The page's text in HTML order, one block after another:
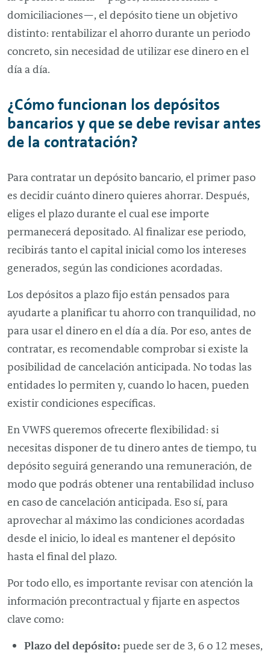
domiciliaciones—, el depósito tiene un objetivo
distinto: rentabilizar el ahorro durante un periodo
concreto, sin necesidad de utilizar ese dinero en el
día a día.
¿Cómo funcionan los depósitos
bancarios y que se debe revisar antes
de la contratación?
Para contratar un depósito bancario, el primer paso
es decidir cuánto dinero quieres ahorrar. Después,
eliges el plazo durante el cual ese importe
permanecerá depositado. Al finalizar ese periodo,
recibirás tanto el capital inicial como los intereses
generados, según las condiciones acordadas.
Los depósitos a plazo fijo están pensados para
ayudarte a planificar tu ahorro con tranquilidad, no
para usar el dinero en el día a día. Por eso, antes de
contratar, es recomendable comprobar si existe la
posibilidad de cancelación anticipada. No todas las
entidades lo permiten y, cuando lo hacen, pueden
existir condiciones específicas.
En VWFS queremos ofrecerte flexibilidad: si
necesitas disponer de tu dinero antes de tiempo, tu
depósito seguirá generando una remuneración, de
modo que podrás obtener una rentabilidad incluso
en caso de cancelación anticipada. Eso sí, para
aprovechar al máximo las condiciones acordadas
desde el inicio, lo ideal es mantener el depósito
hasta el final del plazo.
Por todo ello, es importante revisar con atención la
información precontractual y fijarte en aspectos
clave como:
Plazo del depósito: puede ser de 3, 6 o 12 meses,